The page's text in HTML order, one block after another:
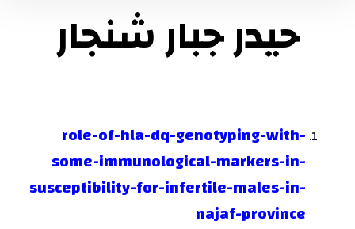
حيدر جبار شنجار
role-of-hla-dq-genotyping-with-
some-immunological-markers-in-
susceptibility-for-infertile-males-in-
najaf-province